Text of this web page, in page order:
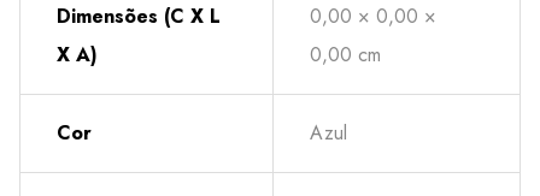
Dimensões (C X L
X A)
0,00 × 0,00 ×
0,00 cm
Cor Azul